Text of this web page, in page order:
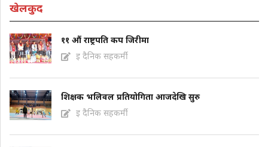
खेलकुद
११ औं राष्ट्रपति कप जिरीमा
इ दैनिक सहकर्मी
शिक्षक भलिवल प्रतियोगिता आजदेखि सुरु
इ दैनिक सहकर्मी